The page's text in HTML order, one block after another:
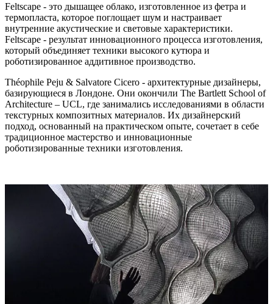
Feltscape - это дышащее облако, изготовленное из фетра и
термопласта, которое поглощает шум и настраивает
внутренние акустические и световые характеристики.
Feltscape - результат инновационного процесса изготовления,
который объединяет техники высокого кутюра и
роботизированное аддитивное производство.
Théophile Peju & Salvatore Cicero - архитектурные дизайнеры,
базирующиеся в Лондоне. Они окончили The Bartlett School of
Architecture – UCL, где занимались исследованиями в области
текстурных композитных материалов. Их дизайнерский
подход, основанный на практическом опыте, сочетает в себе
традиционное мастерство и инновационные
роботизированные техники изготовления.